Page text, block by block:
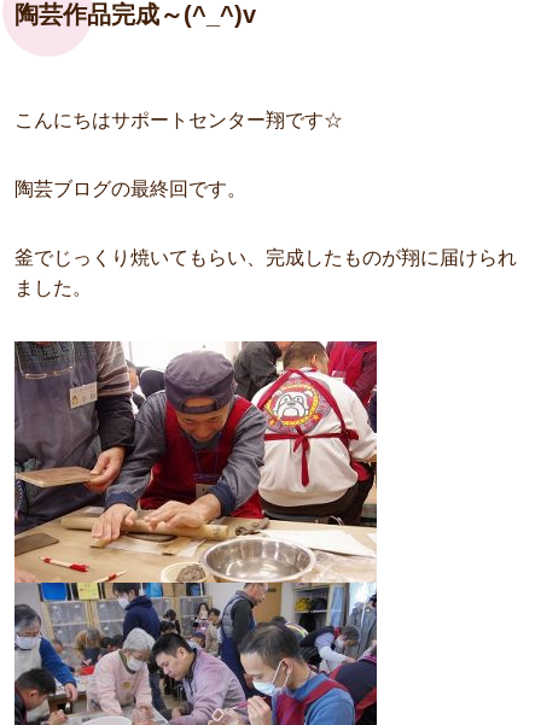
陶芸作品完成～(^_^)v
こんにちはサポートセンター翔です☆
陶芸ブログの最終回です。
釜でじっくり焼いてもらい、完成したものが翔に届けられ
ました。